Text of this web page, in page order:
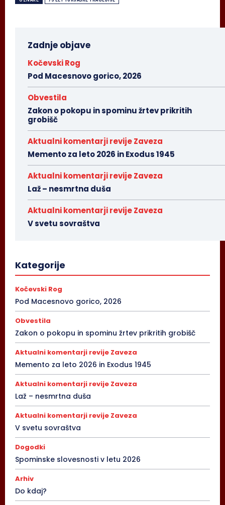
Zadnje objave
Kočevski Rog
Pod Macesnovo gorico, 2026
Obvestila
Zakon o pokopu in spominu žrtev prikritih
grobišč
Aktualni komentarji revije Zaveza
Memento za leto 2026 in Exodus 1945
Aktualni komentarji revije Zaveza
Laž – nesmrtna duša
Aktualni komentarji revije Zaveza
V svetu sovraštva
Kategorije
Kočevski Rog
Pod Macesnovo gorico, 2026
Obvestila
Zakon o pokopu in spominu žrtev prikritih grobišč
Aktualni komentarji revije Zaveza
Memento za leto 2026 in Exodus 1945
Aktualni komentarji revije Zaveza
Laž – nesmrtna duša
Aktualni komentarji revije Zaveza
V svetu sovraštva
Dogodki
Spominske slovesnosti v letu 2026
Arhiv
Do kdaj?